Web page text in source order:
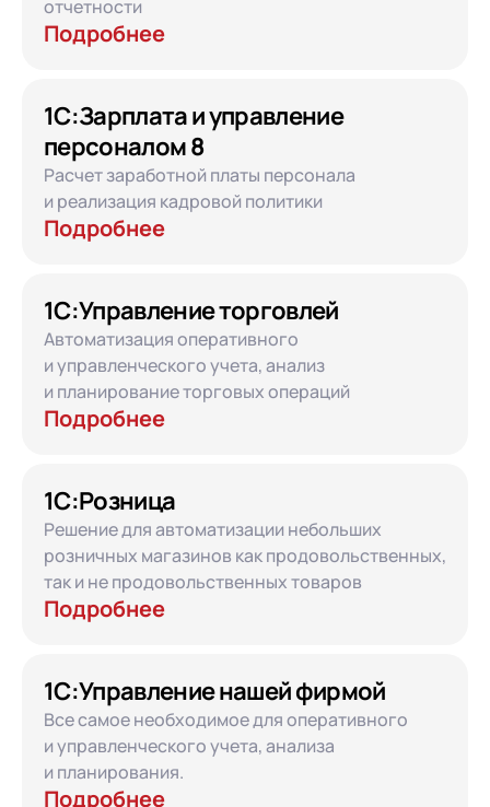
отчетности
Подробнее
1С:Зарплата и управление
персоналом 8
Расчет заработной платы персонала
и реализация кадровой политики
Подробнее
1С:Управление торговлей
Автоматизация оперативного
и управленческого учета, анализ
и планирование торговых операций
Подробнее
1С:Розница
Решение для автоматизации небольших
розничных магазинов как продовольственных,
так и не продовольственных товаров
Подробнее
1С:Управление нашей фирмой
Все самое необходимое для оперативного
и управленческого учета, анализа
и планирования.
Подробнее